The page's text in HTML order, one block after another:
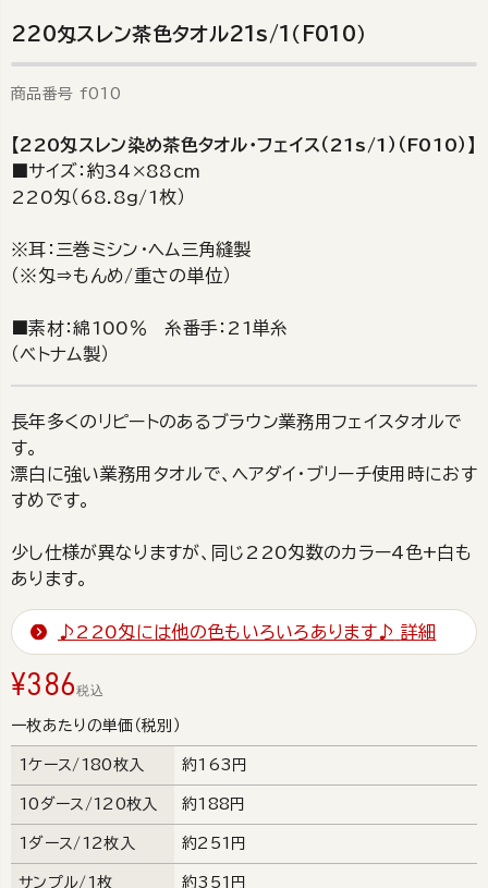
220匁スレン茶色タオル21s/1（F010）
商品番号 f010
【220匁スレン染め茶色タオル・フェイス（21s/1）（F010）】
■サイズ：約34×88cm
220匁（68.8g/1枚）
※耳：三巻ミシン・ヘム三角縫製
（※匁⇒もんめ/重さの単位）
■素材：綿100％ 糸番手：21単糸
（ベトナム製）
長年多くのリピートのあるブラウン業務用フェイスタオルで
す。
漂白に強い業務用タオルで、ヘアダイ・ブリーチ使用時におす
すめです。
少し仕様が異なりますが、同じ220匁数のカラー4色+白も
あります。
♪220匁には他の色もいろいろあります♪ 詳細
¥386税込
一枚あたりの単価（税別）
1ケース/180枚入 約163円
10ダース/120枚入 約188円
1ダース/12枚入 約251円
サンプル/1枚 約351円